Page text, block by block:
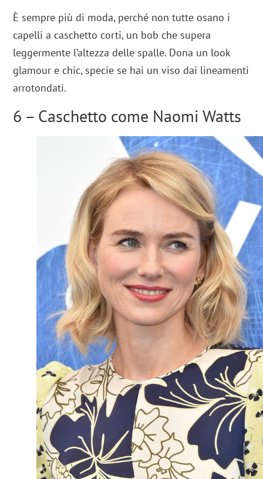
È sempre più di moda, perché non tutte osano i
capelli a caschetto corti, un bob che supera
leggermente l’altezza delle spalle. Dona un look
glamour e chic, specie se hai un viso dai lineamenti
arrotondati.
6 – Caschetto come Naomi Watts